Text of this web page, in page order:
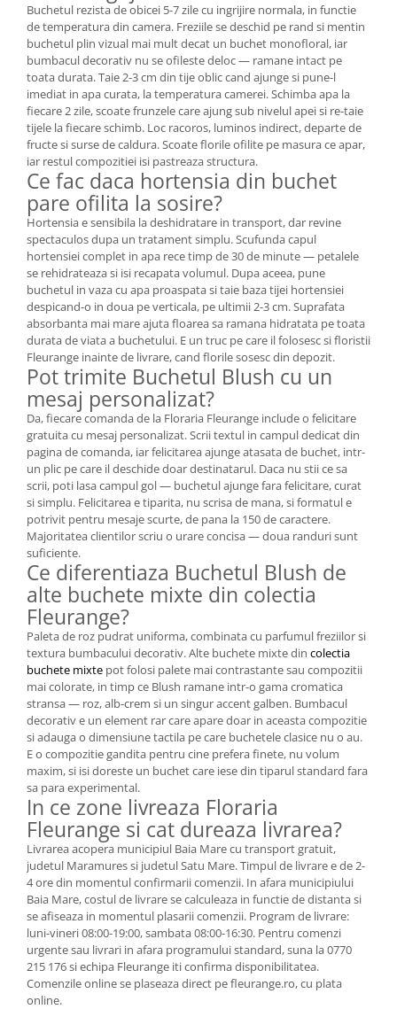
Buchetul rezista de obicei 5-7 zile cu ingrijire normala, in functie
de temperatura din camera. Freziile se deschid pe rand si mentin
buchetul plin vizual mai mult decat un buchet monofloral, iar
bumbacul decorativ nu se ofileste deloc — ramane intact pe
toata durata. Taie 2-3 cm din tije oblic cand ajunge si pune-l
imediat in apa curata, la temperatura camerei. Schimba apa la
fiecare 2 zile, scoate frunzele care ajung sub nivelul apei si re-taie
tijele la fiecare schimb. Loc racoros, luminos indirect, departe de
fructe si surse de caldura. Scoate florile ofilite pe masura ce apar,
iar restul compozitiei isi pastreaza structura.
Ce fac daca hortensia din buchet
pare ofilita la sosire?
Hortensia e sensibila la deshidratare in transport, dar revine
spectaculos dupa un tratament simplu. Scufunda capul
hortensiei complet in apa rece timp de 30 de minute — petalele
se rehidrateaza si isi recapata volumul. Dupa aceea, pune
buchetul in vaza cu apa proaspata si taie baza tijei hortensiei
despicand-o in doua pe verticala, pe ultimii 2-3 cm. Suprafata
absorbanta mai mare ajuta floarea sa ramana hidratata pe toata
durata de viata a buchetului. E un truc pe care il folosesc si floristii
Fleurange inainte de livrare, cand florile sosesc din depozit.
Pot trimite Buchetul Blush cu un
mesaj personalizat?
Da, fiecare comanda de la Floraria Fleurange include o felicitare
gratuita cu mesaj personalizat. Scrii textul in campul dedicat din
pagina de comanda, iar felicitarea ajunge atasata de buchet, intr-
un plic pe care il deschide doar destinatarul. Daca nu stii ce sa
scrii, poti lasa campul gol — buchetul ajunge fara felicitare, curat
si simplu. Felicitarea e tiparita, nu scrisa de mana, si formatul e
potrivit pentru mesaje scurte, de pana la 150 de caractere.
Majoritatea clientilor scriu o urare concisa — doua randuri sunt
suficiente.
Ce diferentiaza Buchetul Blush de
alte buchete mixte din colectia
Fleurange?
Paleta de roz pudrat uniforma, combinata cu parfumul freziilor si
textura bumbacului decorativ. Alte buchete mixte din colectia
buchete mixte pot folosi palete mai contrastante sau compozitii
mai colorate, in timp ce Blush ramane intr-o gama cromatica
stransa — roz, alb-crem si un singur accent galben. Bumbacul
decorativ e un element rar care apare doar in aceasta compozitie
si adauga o dimensiune tactila pe care buchetele clasice nu o au.
E o compozitie gandita pentru cine prefera finete, nu volum
maxim, si isi doreste un buchet care iese din tiparul standard fara
sa para experimental.
In ce zone livreaza Floraria
Fleurange si cat dureaza livrarea?
Livrarea acopera municipiul Baia Mare cu transport gratuit,
judetul Maramures si judetul Satu Mare. Timpul de livrare e de 2-
4 ore din momentul confirmarii comenzii. In afara municipiului
Baia Mare, costul de livrare se calculeaza in functie de distanta si
se afiseaza in momentul plasarii comenzii. Program de livrare:
luni-vineri 08:00-19:00, sambata 08:00-16:30. Pentru comenzi
urgente sau livrari in afara programului standard, suna la 0770
215 176 si echipa Fleurange iti confirma disponibilitatea.
Comenzile online se plaseaza direct pe fleurange.ro, cu plata
online.